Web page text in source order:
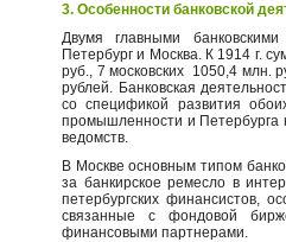
3. Особенности банковской
Двумя главными
Петербург и Москва. К 1914 г.
руб., 7 московских 1050,4 млн.
рублей. Банковская
со спецификой развития
промышленности и Петербурга
ведомств.
В Москве основным типом
за банкирское ремесло в
петербургских финансистов,
связанные с фондовой
финансовыми партнерами.